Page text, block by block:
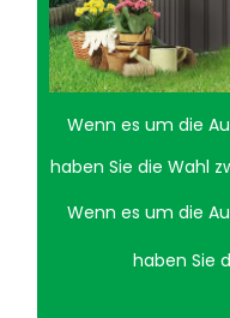
Wenn es um die
haben Sie die Wahl zwischen a
Stahl und ein Lagerschuppen aus Holz kann eine
schwierige
Wenn es um die
haben Sie